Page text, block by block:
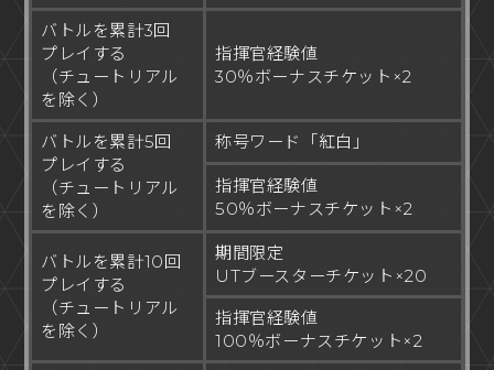
バトルを累計3回
プレイする
（チュートリアル
を除く）
指揮官経験値
30％ボーナスチケット×2
バトルを累計5回
プレイする
（チュートリアル
を除く）
称号ワード「紅白」
指揮官経験値
50％ボーナスチケット×2
バトルを累計10回
プレイする
（チュートリアル
を除く）
期間限定
UTブースターチケット×20
指揮官経験値
100％ボーナスチケット×2